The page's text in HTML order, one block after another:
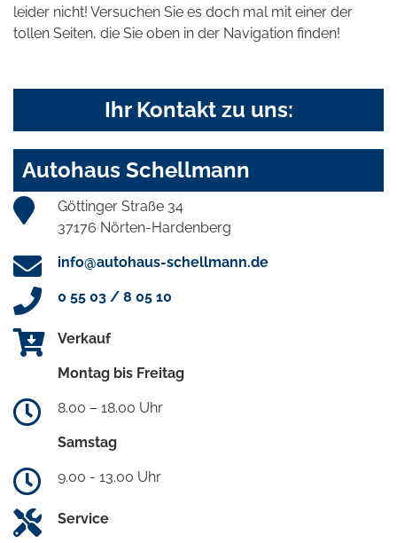
leider nicht! Versuchen Sie es doch mal mit einer der
tollen Seiten, die Sie oben in der Navigation finden!
Ihr Kontakt zu uns:
Autohaus Schellmann
Göttinger Straße 34
37176 Nörten-Hardenberg
info@autohaus-schellmann.de
0 55 03 / 8 05 10
Verkauf
Montag bis Freitag
8.00 – 18.00 Uhr
Samstag
9.00 - 13.00 Uhr
Service